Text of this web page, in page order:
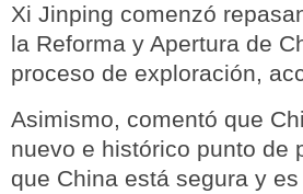
Xi Jinping comenzó
la Reforma y Apertura de
proceso de exploración,
Asimismo, comentó que
nuevo e histórico punto de
que China está segura y